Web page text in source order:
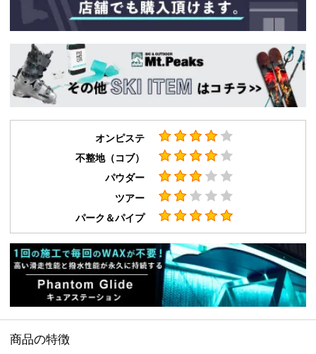
オンピステ
不整地（コブ）
パウダー
ツアー
パーク＆パイプ
商品の特徴